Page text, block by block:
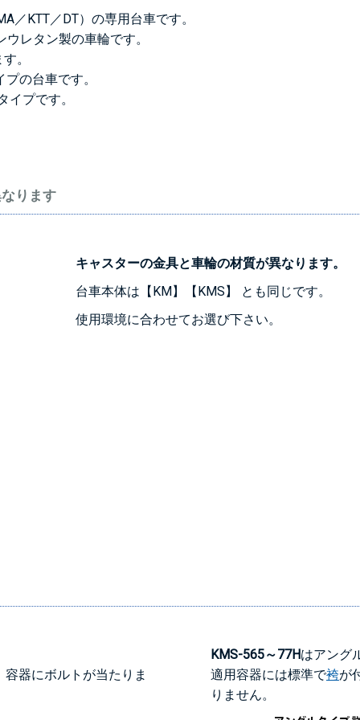
／KTT／DT）の専用台車です。
レタン製の車輪です。
。
の台車です。
プです。
ります
キャスターの金具と車輪の材質が異なります。
台車本体は【KM】【KMS】 とも同じです。
使用環境に合わせてお選び下さい。
器にボルトが当たりま
KMS-565～77Hはアング
適用容器には標準で袴が
りません。